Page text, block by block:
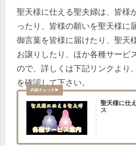
聖天様に仕える聖夫婦は、皆様
ったり、皆様の願いを聖天様に
御言葉を皆様に届けたり、聖天
お譲りしたり、ほか各種サービ
ので、詳しくは下記リンクより
を確認して下さい。
聖天様に仕
ス